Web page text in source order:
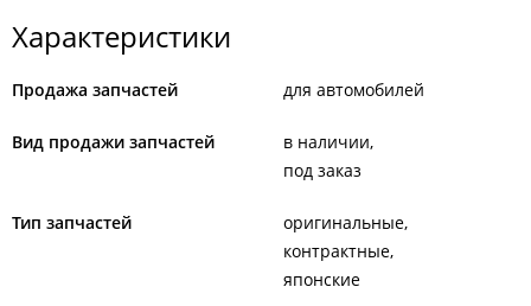
Характеристики
Продажа запчастей для автомобилей
Вид продажи запчастей
в наличии
под заказ
Тип запчастей
оригинальные
контрактные
японские